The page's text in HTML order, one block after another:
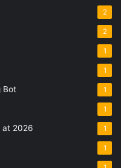
2
2
1
1
Bot 1
1
at 2026 1
1